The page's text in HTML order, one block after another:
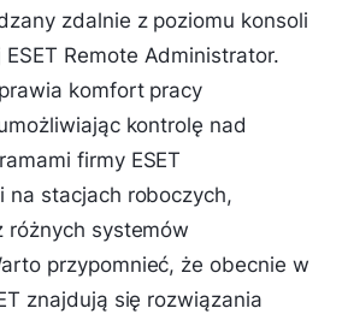
zdalnie z poziomu konsoli
Remote Administrator.
komfort pracy
kontrolę nad
firmy ESET
na stacjach roboczych,
różnych systemów
przypomnieć, że obecnie w
znajdują się rozwiązania